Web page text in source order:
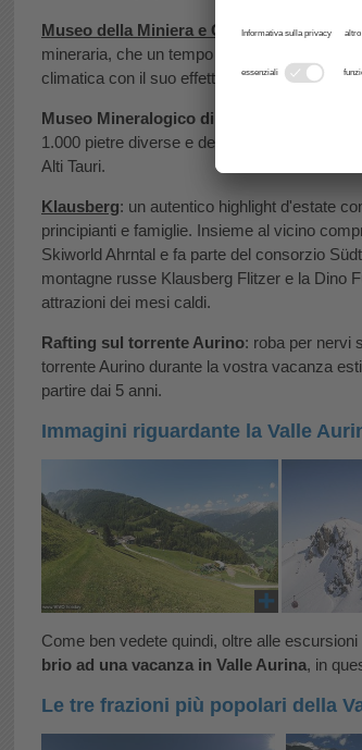
Museo della Miniera e Galleria Climatica di
mineraria, che un tempo in Tirolo era
climatica con il suo effetto benefico sulla
Museo Mineralogico di San Giovanni
: su
1.000 pietre diverse e del tutto particolari. I
Alti Tauri.
Klausberg: un autentico highlight d'estate
principianti e famiglie. Insieme al vicino
Skiworld Ahrntal e fa parte del consorzio
montagne russe Klausberg Flitzer e la Dino
attrazioni dei mesi caldi.
Rafting sul torrente Aurino: roba per nervi
torrente Aurino durante la vostra vacanza
partire dai 5 anni.
Immagini riguardante la Valle
Come ben vedete quindi, oltre alle
brio ad una vacanza in Valle Aurina, in
Le tre frazioni più popolari della